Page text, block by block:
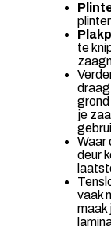
te
draag
grond
je
Waar
deur
vaak
maak